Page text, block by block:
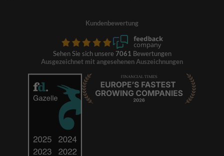
Kundenbewertung
Sehen Sie sich unsere 7061 Bewertungen
Ausgezeichnet mit angesehenen Auszeichnungen